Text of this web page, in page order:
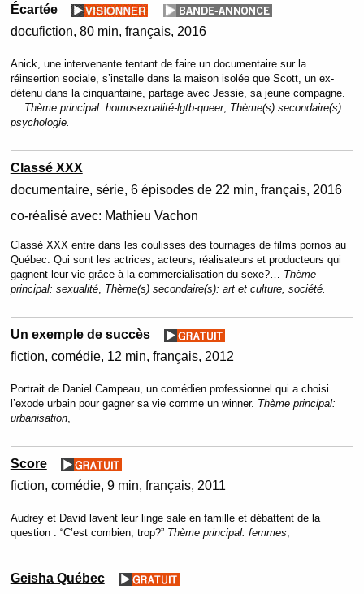
Écartée
docufiction 80 min français 2016
Anick, une intervenante tentant de faire un documentaire sur la
réinsertion sociale, s’installe dans la maison isolée que Scott, un ex-
détenu dans la cinquantaine, partage avec Jessie, sa jeune compagne.
… Thème principal: homosexualité-lgtb-queer, Thème(s) secondaire(s):
psychologie.
Classé XXX
documentaire série 6 épisodes de 22 min français 2016
co-réalisé avec: Mathieu Vachon
Classé XXX entre dans les coulisses des tournages de films pornos au
Québec. Qui sont les actrices, acteurs, réalisateurs et producteurs qui
gagnent leur vie grâce à la commercialisation du sexe?… Thème
principal: sexualité, Thème(s) secondaire(s): art et culture, société.
Un exemple de succès
fiction comédie 12 min français 2012
Portrait de Daniel Campeau, un comédien professionnel qui a choisi
l’exode urbain pour gagner sa vie comme un winner. Thème principal:
urbanisation,
Score
fiction comédie 9 min français 2011
Audrey et David lavent leur linge sale en famille et débattent de la
question : “C’est combien, trop?” Thème principal: femmes,
Geisha Québec